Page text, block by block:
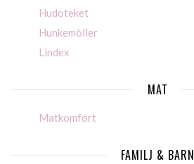
Hudoteket
Hunkemöller
Lindex
MAT
Matkomfort
FAMILJ & BARN